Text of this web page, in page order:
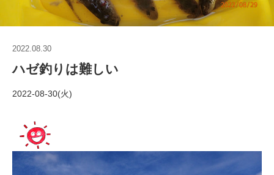
2022.08.30
ハゼ釣りは難しい
2022-08-30(火)